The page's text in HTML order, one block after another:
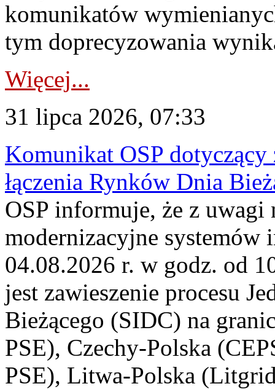
komunikatów
tym doprecyzowania
Więcej...
31 lipca 2026, 07:33
Komunikat OSP dotyczący
łączenia Rynków Dnia
OSP informuje, że z uwagi
modernizacyjne
04.08.2026 r. w godz. od
jest zawieszenie procesu
Bieżącego (SIDC) na
PSE), Czechy-Polska
PSE), Litwa-Polska